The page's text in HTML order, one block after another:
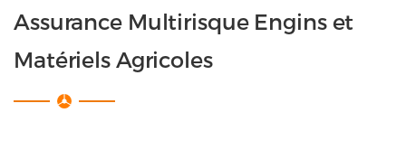
Assurance Multirisque Engins et
Matériels Agricoles